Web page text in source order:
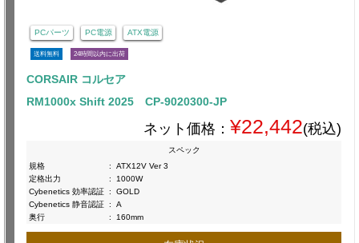
PCパーツ PC電源 ATX電源
送料無料 24時間以内に出荷
CORSAIR コルセア
RM1000x Shift 2025 CP-9020300-JP
ネット価格： ¥22,442(税込)
スペック
規格
:
ATX12V Ver 3
定格出力
:
1000W
Cybenetics 効率認証 :
GOLD
Cybenetics 静音認証 :
A
奥行
: 160mm